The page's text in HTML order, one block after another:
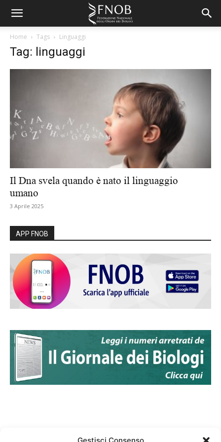
Home Tags Linguaggi
Tag: linguaggi
Il Dna svela quando è nato il linguaggio
umano
3 Aprile 2025
APP FNOB